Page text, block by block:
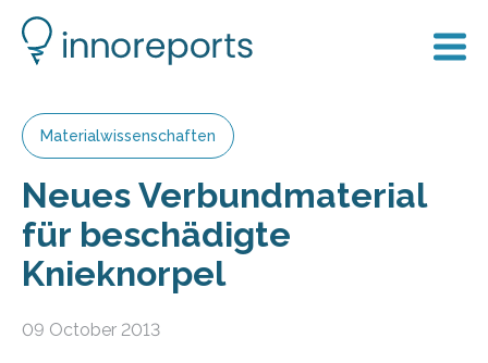
Materialwissenschaften
Neues Verbundmaterial
für beschädigte
Knieknorpel
09 October 2013